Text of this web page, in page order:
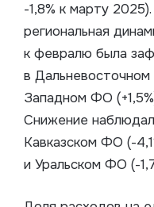
-1,8% к марту
региональная
к февралю была
в
Западном ФО
Снижение
Кавказском ФО (-
и Уральском ФО (-